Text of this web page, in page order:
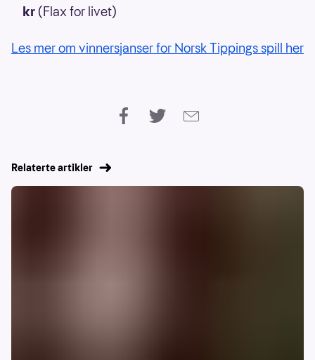
kr (Flax for livet)
Les mer om vinnersjanser for Norsk Tippings spill her
Relaterte artikler